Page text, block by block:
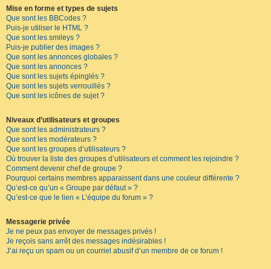
Mise en forme et types de sujets
Que sont les BBCodes ?
Puis-je utiliser le HTML ?
Que sont les smileys ?
Puis-je publier des images ?
Que sont les annonces globales ?
Que sont les annonces ?
Que sont les sujets épinglés ?
Que sont les sujets verrouillés ?
Que sont les icônes de sujet ?
Niveaux d’utilisateurs et groupes
Que sont les administrateurs ?
Que sont les modérateurs ?
Que sont les groupes d’utilisateurs ?
Où trouver la liste des groupes d’utilisateurs et comment les rejoindre ?
Comment devenir chef de groupe ?
Pourquoi certains membres apparaissent dans une couleur différente ?
Qu’est-ce qu’un « Groupe par défaut » ?
Qu’est-ce que le lien « L’équipe du forum » ?
Messagerie privée
Je ne peux pas envoyer de messages privés !
Je reçois sans arrêt des messages indésirables !
J’ai reçu un spam ou un courriel abusif d’un membre de ce forum !